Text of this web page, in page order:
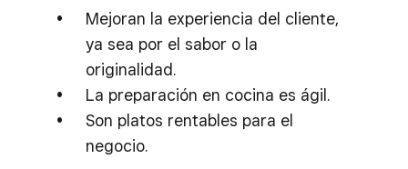
Mejoran la experiencia del cliente,
ya sea por el sabor o la
originalidad.
La preparación en cocina es ágil.
Son platos rentables para el
negocio.